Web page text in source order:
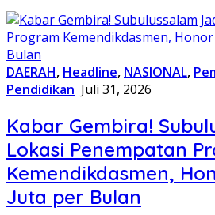
DAERAH, Headline, NASIONAL,
Pendidikan Juli 31, 2026
Kabar Gembira!
Lokasi Penempatan
Kemendikdasmen,
Juta per Bulan